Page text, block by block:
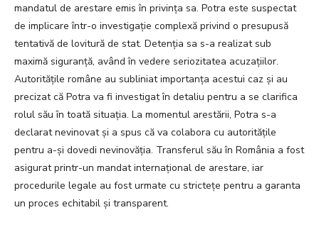
mandatul de arestare emis în privința sa. Potra este suspectat
de implicare într-o investigație complexă privind o presupusă
tentativă de lovitură de stat. Detenția sa s-a realizat sub
maximă siguranță, având în vedere seriozitatea acuzațiilor.
Autoritățile române au subliniat importanța acestui caz și au
precizat că Potra va fi investigat în detaliu pentru a se clarifica
rolul său în toată situația. La momentul arestării, Potra s-a
declarat nevinovat și a spus că va colabora cu autoritățile
pentru a-și dovedi nevinovăția. Transferul său în România a fost
asigurat printr-un mandat internațional de arestare, iar
procedurile legale au fost urmate cu strictețe pentru a garanta
un proces echitabil și transparent.